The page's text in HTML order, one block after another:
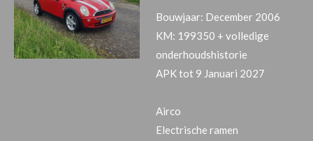
Bouwjaar: December 2006
KM: 199350 + volledige
onderhoudshistorie
APK tot 9 Januari 2027
Airco
Electrische ramen